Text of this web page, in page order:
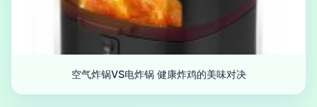
空气炸锅VS电炸锅 健康炸鸡的美味对决